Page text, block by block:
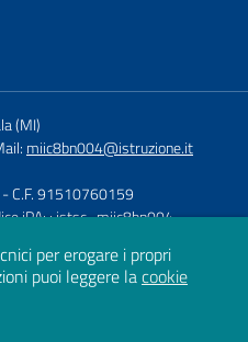
(MI)
miic8bn004@istruzione.it
- C.F. 91510760159
iPA: : istsc_miic8bn004
& Design by
Designers Italia
per erogare i propri
puoi leggere lacookie